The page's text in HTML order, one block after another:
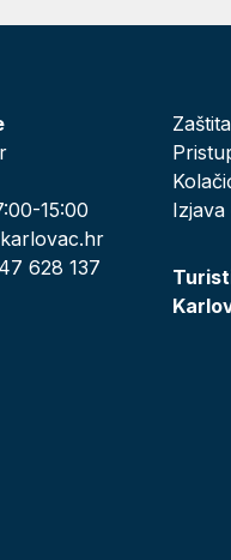
15:00
628 137